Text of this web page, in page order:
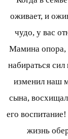
оживает, и
чудо, у вас
Мамина опора,
набираться
изменил наш
сына,
его
жизнь